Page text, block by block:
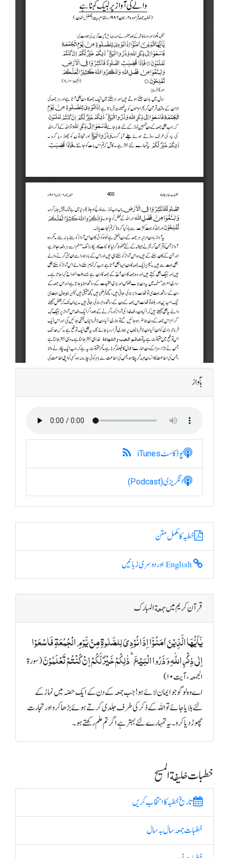
بآواز
پوڈکاسٹiTunes
انگریزی(Podcast)
خطبہ کا مکمل متن
قرآن کریم میں جمعة المبارک
یٰۤاَیُّہَا الَّذِیۡنَ اٰمَنُوۡۤا اِذَا نُوۡدِیَ لِلصَّلٰوۃِ مِنۡ یَّوۡمِ الۡجُمُعَۃِ فَاسۡعَوۡا
اِلٰی ذِکۡرِ اللّٰہِ وَ ذَرُوا الۡبَیۡعَ ؕ ذٰلِکُمۡ خَیۡرٌ لَّکُمۡ اِنۡ کُنۡتُمۡ تَعۡلَمُوۡنَ(سورة
الجمعہ، آیت ۱۰)
اے وہ لوگو جو ایمان لائے ہو! جب جمعہ کے دن کے ایک حصّہ میں نماز کے
لئے بلایا جائے تو اللہ کے ذکر کی طرف جلدی کرتے ہوئے بڑھا کرو اور تجارت
چھوڑ دیا کرو۔ یہ تمہارے لئے بہتر ہے اگر تم علم رکھتے ہو۔
خطبات خلیفة المسیح
تاریخ خطبہ کا انتخاب کریں
خطبات جمعہ سال بہ سال